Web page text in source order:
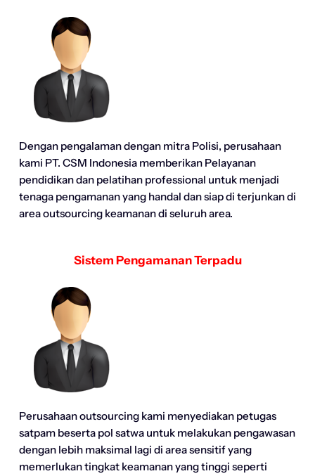
Dengan pengalaman dengan mitra Polisi, perusahaan
kami PT. CSM Indonesia memberikan Pelayanan
pendidikan dan pelatihan professional untuk menjadi
tenaga pengamanan yang handal dan siap di terjunkan di
area outsourcing keamanan di seluruh area.
Sistem Pengamanan Terpadu
Perusahaan outsourcing kami menyediakan petugas
satpam beserta pol satwa untuk melakukan pengawasan
dengan lebih maksimal lagi di area sensitif yang
memerlukan tingkat keamanan yang tinggi seperti